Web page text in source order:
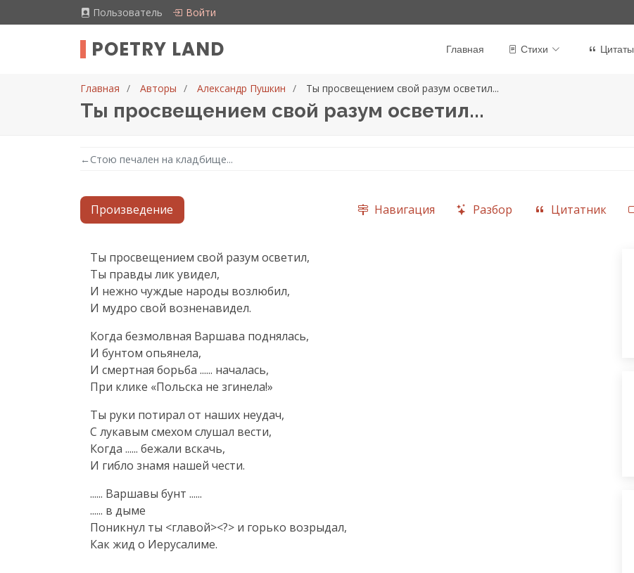
Пользователь Войти
POETRY LAND Главная Стихи Цитаты
Главная Авторы Александр Пушкин Ты просвещением свой разум осветил...
Ты просвещением свой разум осветил...
← Стою печален на кладбище...
Произведение Навигация Разбор Цитатник
Текст произведения
Ты просвещением свой разум осветил,
Ты правды лик увидел,
И нежно чуждые народы возлюбил,
И мудро свой возненавидел.
Когда безмолвная Варшава поднялась,
И бунтом опьянела,
И смертная борьба ...... началась,
При клике «Польска не згинела!»
Ты руки потирал от наших неудач,
С лукавым смехом слушал вести,
Когда ...... бежали вскачь,
И гибло знамя нашей чести.
...... Варшавы бунт ......
...... в дыме
Поникнул ты <главой><?> и горько возрыдал,
Как жид о Иерусалиме.